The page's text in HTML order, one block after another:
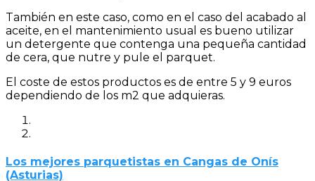
También en este caso, como en el caso del acabado al
aceite, en el mantenimiento usual es bueno utilizar
un detergente que contenga una pequeña cantidad
de cera, que nutre y pule el parquet.
El coste de estos productos es de entre 5 y 9 euros
dependiendo de los m2 que adquieras.
Los mejores parquetistas en Cangas de Onís
(Asturias)